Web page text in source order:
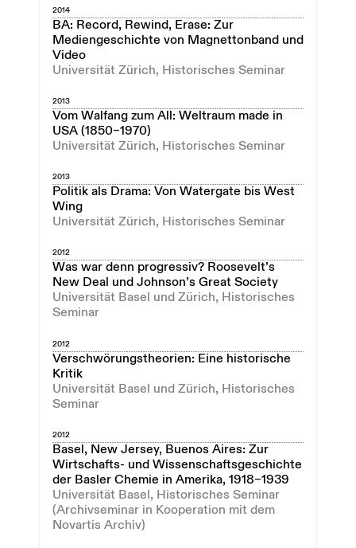
2014
BA: Record, Rewind, Erase: Zur
Mediengeschichte von Magnettonband und
Video
Universität Zürich, Historisches Seminar
2013
Vom Walfang zum All: Weltraum made in
USA (1850–1970)
Universität Zürich, Historisches Seminar
2013
Politik als Drama: Von Watergate bis West
Wing
Universität Zürich, Historisches Seminar
2012
Was war denn progressiv? Roosevelt’s
New Deal und Johnson’s Great Society
Universität Basel und Zürich, Historisches
Seminar
2012
Verschwörungstheorien: Eine historische
Kritik
Universität Basel und Zürich, Historisches
Seminar
2012
Basel, New Jersey, Buenos Aires: Zur
Wirtschafts- und Wissenschaftsgeschichte
der Basler Chemie in Amerika, 1918–1939
Universität Basel, Historisches Seminar
(Archivseminar in Kooperation mit dem
Novartis Archiv)